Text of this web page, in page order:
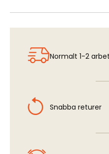
Normalt 1-2
Snabba returer